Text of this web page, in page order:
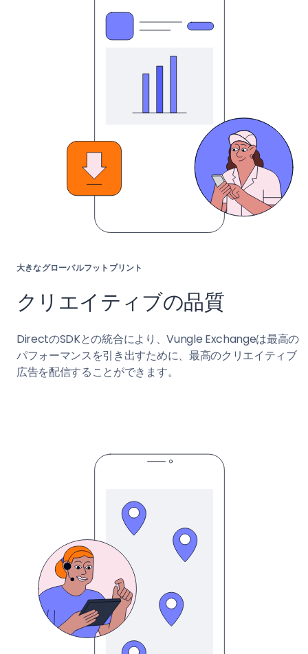
大きなグローバルフットプリント
クリエイティブの品質
DirectのSDKとの統合により、Vungle Exchangeは最高の
パフォーマンスを引き出すために、最高のクリエイティブ
広告を配信することができます。